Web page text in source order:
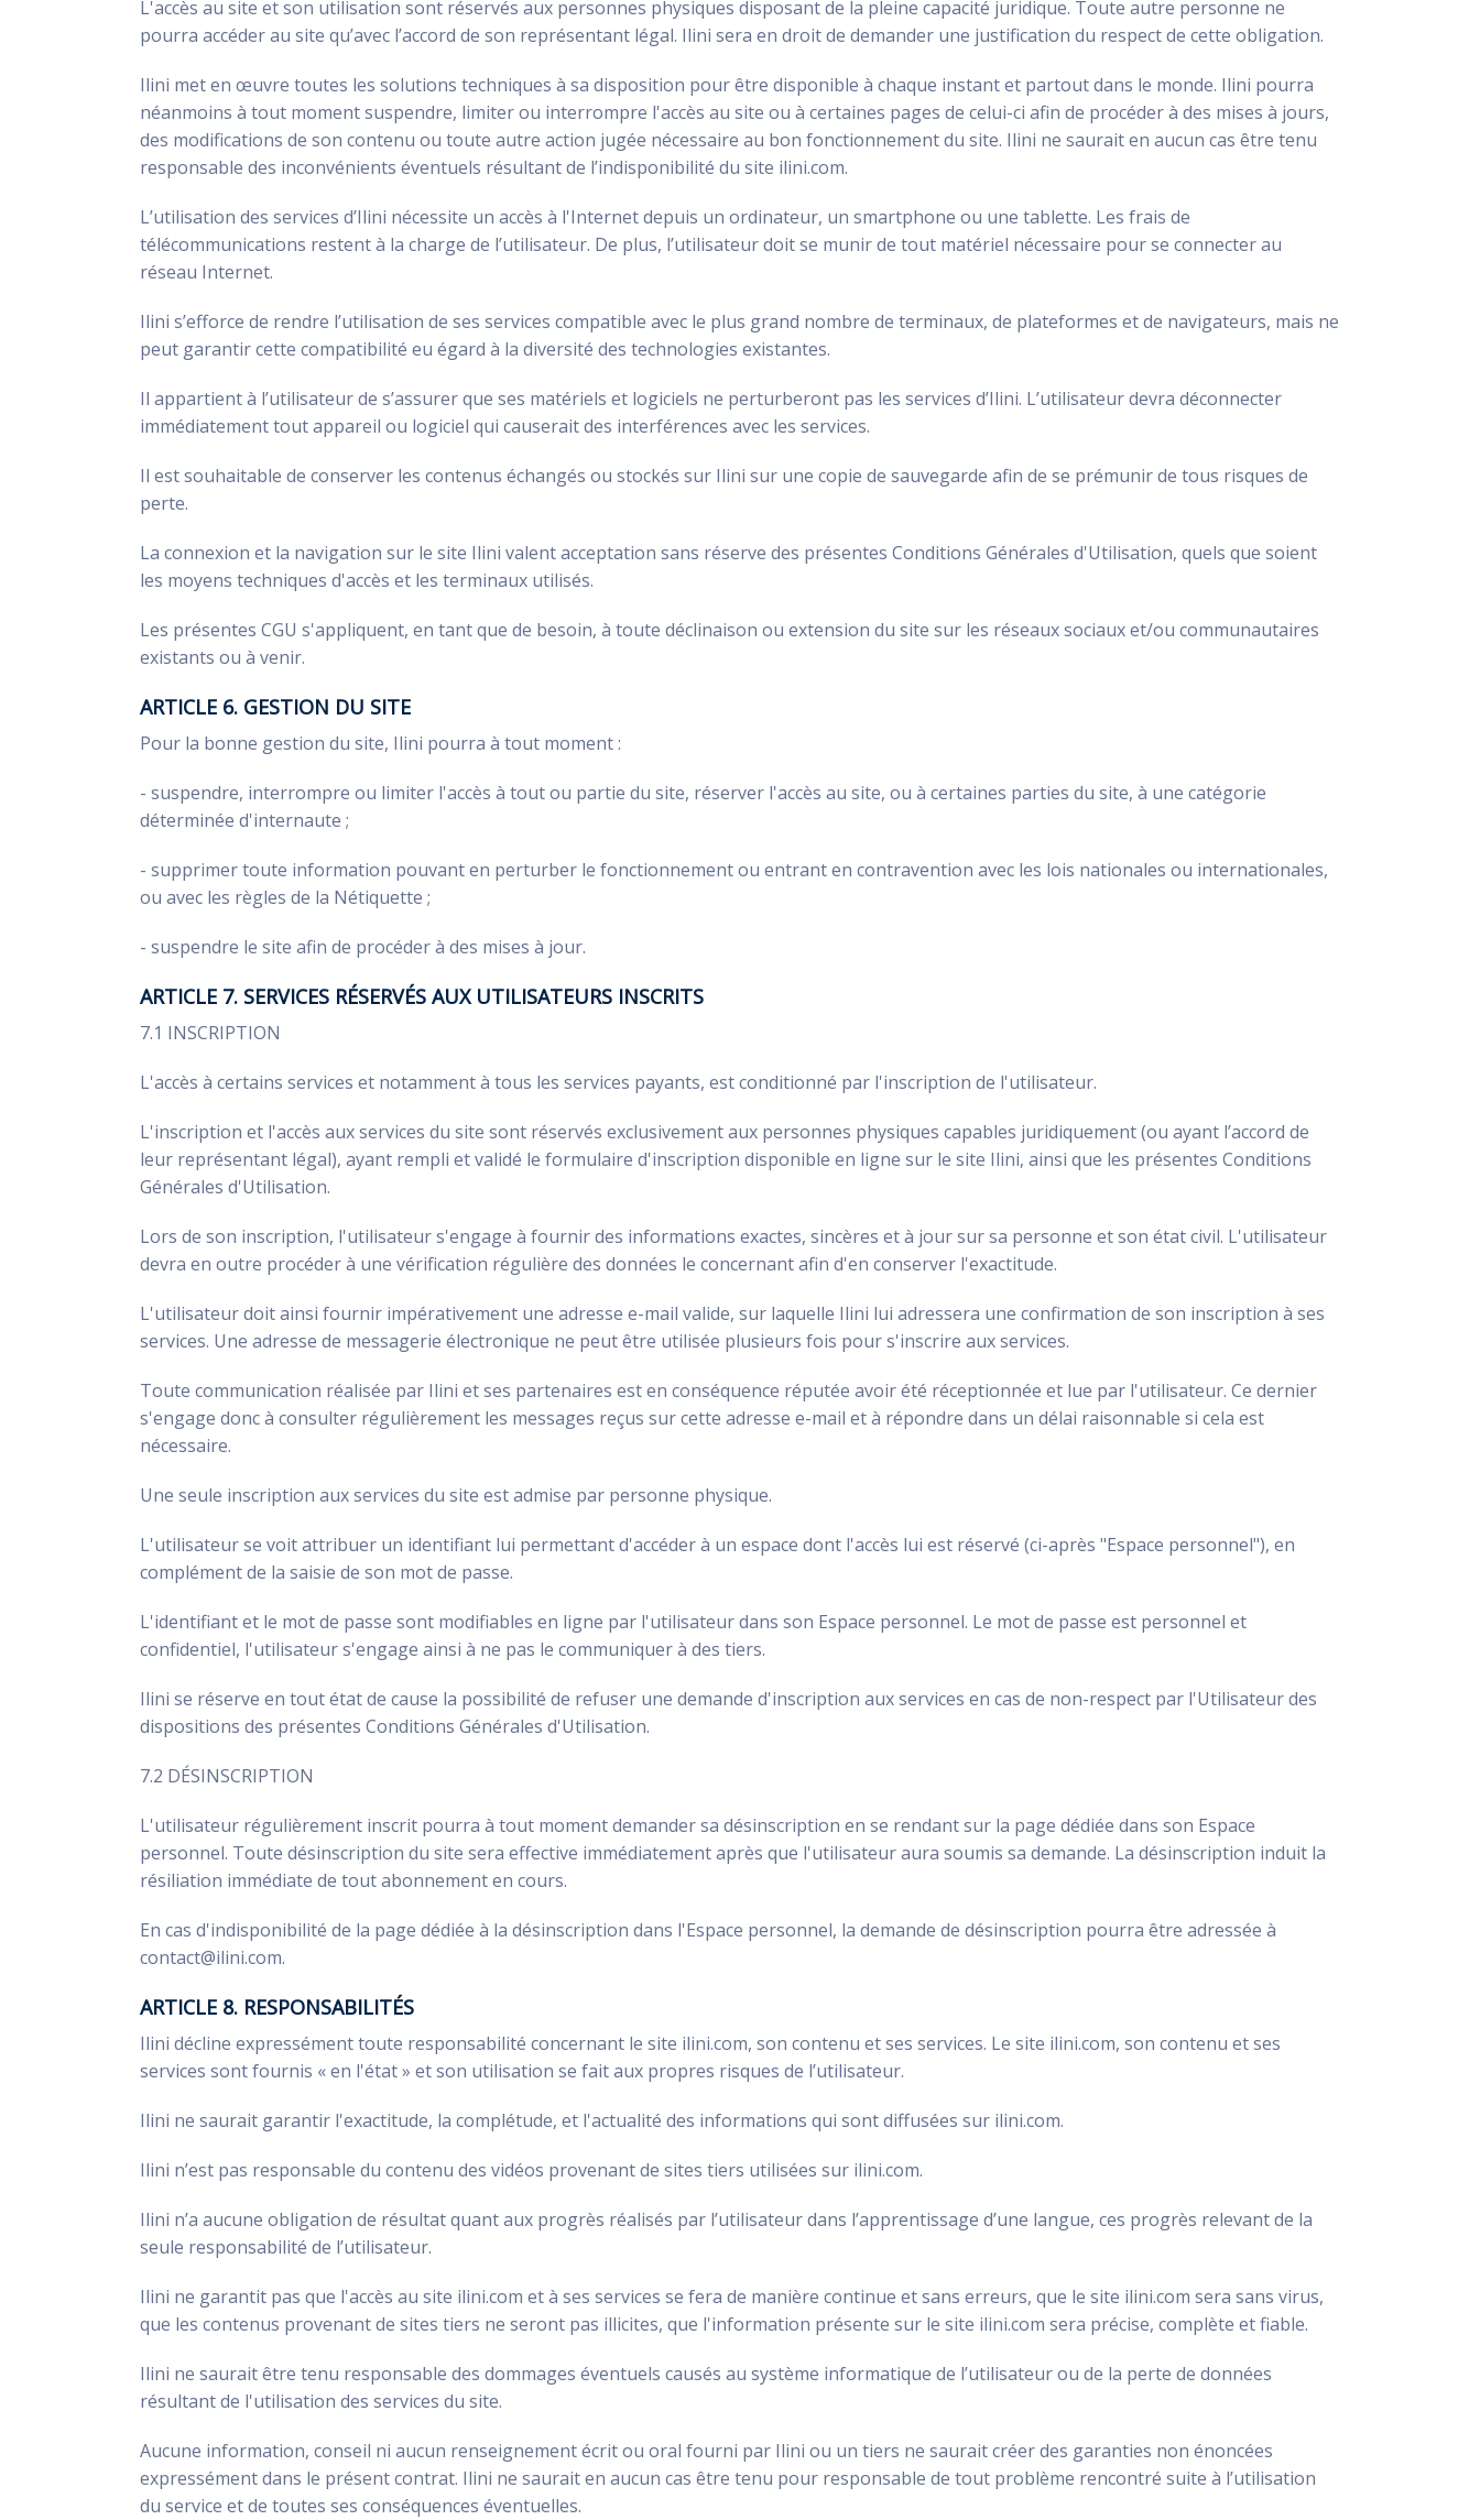
L'accès au site et son utilisation sont réservés aux personnes physiques disposant de la pleine capacité juridique. Toute autre personne ne
pourra accéder au site qu’avec l’accord de son représentant légal. Ilini sera en droit de demander une justification du respect de cette obligation.
Ilini met en œuvre toutes les solutions techniques à sa disposition pour être disponible à chaque instant et partout dans le monde. Ilini pourra
néanmoins à tout moment suspendre, limiter ou interrompre l'accès au site ou à certaines pages de celui-ci afin de procéder à des mises à jours,
des modifications de son contenu ou toute autre action jugée nécessaire au bon fonctionnement du site. Ilini ne saurait en aucun cas être tenu
responsable des inconvénients éventuels résultant de l’indisponibilité du site ilini.com.
L’utilisation des services d’Ilini nécessite un accès à l'Internet depuis un ordinateur, un smartphone ou une tablette. Les frais de
télécommunications restent à la charge de l’utilisateur. De plus, l’utilisateur doit se munir de tout matériel nécessaire pour se connecter au
réseau Internet.
Ilini s’efforce de rendre l’utilisation de ses services compatible avec le plus grand nombre de terminaux, de plateformes et de navigateurs, mais ne
peut garantir cette compatibilité eu égard à la diversité des technologies existantes.
Il appartient à l’utilisateur de s’assurer que ses matériels et logiciels ne perturberont pas les services d’Ilini. L’utilisateur devra déconnecter
immédiatement tout appareil ou logiciel qui causerait des interférences avec les services.
Il est souhaitable de conserver les contenus échangés ou stockés sur Ilini sur une copie de sauvegarde afin de se prémunir de tous risques de
perte.
La connexion et la navigation sur le site Ilini valent acceptation sans réserve des présentes Conditions Générales d'Utilisation, quels que soient
les moyens techniques d'accès et les terminaux utilisés.
Les présentes CGU s'appliquent, en tant que de besoin, à toute déclinaison ou extension du site sur les réseaux sociaux et/ou communautaires
existants ou à venir.
ARTICLE 6. GESTION DU SITE
Pour la bonne gestion du site, Ilini pourra à tout moment :
- suspendre, interrompre ou limiter l'accès à tout ou partie du site, réserver l'accès au site, ou à certaines parties du site, à une catégorie
déterminée d'internaute ;
- supprimer toute information pouvant en perturber le fonctionnement ou entrant en contravention avec les lois nationales ou internationales,
ou avec les règles de la Nétiquette ;
- suspendre le site afin de procéder à des mises à jour.
ARTICLE 7. SERVICES RÉSERVÉS AUX UTILISATEURS INSCRITS
7.1 INSCRIPTION
L'accès à certains services et notamment à tous les services payants, est conditionné par l'inscription de l'utilisateur.
L'inscription et l'accès aux services du site sont réservés exclusivement aux personnes physiques capables juridiquement (ou ayant l’accord de
leur représentant légal), ayant rempli et validé le formulaire d'inscription disponible en ligne sur le site Ilini, ainsi que les présentes Conditions
Générales d'Utilisation.
Lors de son inscription, l'utilisateur s'engage à fournir des informations exactes, sincères et à jour sur sa personne et son état civil. L'utilisateur
devra en outre procéder à une vérification régulière des données le concernant afin d'en conserver l'exactitude.
L'utilisateur doit ainsi fournir impérativement une adresse e-mail valide, sur laquelle Ilini lui adressera une confirmation de son inscription à ses
services. Une adresse de messagerie électronique ne peut être utilisée plusieurs fois pour s'inscrire aux services.
Toute communication réalisée par Ilini et ses partenaires est en conséquence réputée avoir été réceptionnée et lue par l'utilisateur. Ce dernier
s'engage donc à consulter régulièrement les messages reçus sur cette adresse e-mail et à répondre dans un délai raisonnable si cela est
nécessaire.
Une seule inscription aux services du site est admise par personne physique.
L'utilisateur se voit attribuer un identifiant lui permettant d'accéder à un espace dont l'accès lui est réservé (ci-après "Espace personnel"), en
complément de la saisie de son mot de passe.
L'identifiant et le mot de passe sont modifiables en ligne par l'utilisateur dans son Espace personnel. Le mot de passe est personnel et
confidentiel, l'utilisateur s'engage ainsi à ne pas le communiquer à des tiers.
Ilini se réserve en tout état de cause la possibilité de refuser une demande d'inscription aux services en cas de non-respect par l'Utilisateur des
dispositions des présentes Conditions Générales d'Utilisation.
7.2 DÉSINSCRIPTION
L'utilisateur régulièrement inscrit pourra à tout moment demander sa désinscription en se rendant sur la page dédiée dans son Espace
personnel. Toute désinscription du site sera effective immédiatement après que l'utilisateur aura soumis sa demande. La désinscription induit la
résiliation immédiate de tout abonnement en cours.
En cas d'indisponibilité de la page dédiée à la désinscription dans l'Espace personnel, la demande de désinscription pourra être adressée à
contact@ilini.com.
ARTICLE 8. RESPONSABILITÉS
Ilini décline expressément toute responsabilité concernant le site ilini.com, son contenu et ses services. Le site ilini.com, son contenu et ses
services sont fournis « en l'état » et son utilisation se fait aux propres risques de l’utilisateur.
Ilini ne saurait garantir l'exactitude, la complétude, et l'actualité des informations qui sont diffusées sur ilini.com.
Ilini n’est pas responsable du contenu des vidéos provenant de sites tiers utilisées sur ilini.com.
Ilini n’a aucune obligation de résultat quant aux progrès réalisés par l’utilisateur dans l’apprentissage d’une langue, ces progrès relevant de la
seule responsabilité de l’utilisateur.
Ilini ne garantit pas que l'accès au site ilini.com et à ses services se fera de manière continue et sans erreurs, que le site ilini.com sera sans virus,
que les contenus provenant de sites tiers ne seront pas illicites, que l'information présente sur le site ilini.com sera précise, complète et fiable.
Ilini ne saurait être tenu responsable des dommages éventuels causés au système informatique de l’utilisateur ou de la perte de données
résultant de l'utilisation des services du site.
Aucune information, conseil ni aucun renseignement écrit ou oral fourni par Ilini ou un tiers ne saurait créer des garanties non énoncées
expressément dans le présent contrat. Ilini ne saurait en aucun cas être tenu pour responsable de tout problème rencontré suite à l’utilisation
du service et de toutes ses conséquences éventuelles.